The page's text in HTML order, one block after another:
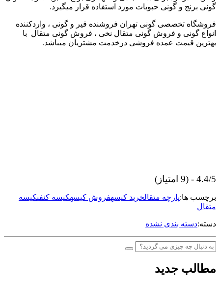
گونی برنج و گونی حبوبات مورد استفاده قرار میگیرد.
فروشگاه تخصصی گونی تهران فروشنده قیر و گونی ، واردکننده
انواع گونی و فروش گونی متقال نخی ، فروش گونی متقال با
بهترین قیمت عمده فروشی درخدمت مشتریان میباشد.
4.4/5 - (9 امتیاز)
برچسب ها:پارچه متقالخرید کیسهفروش کیسهکیسه کنفیکیسه
متقال
دسته:دسته بندی نشده
مطالب جدید